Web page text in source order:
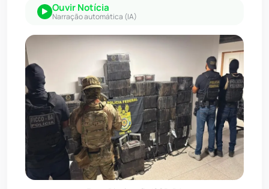
Ouvir Notícia
Narração automática (IA)